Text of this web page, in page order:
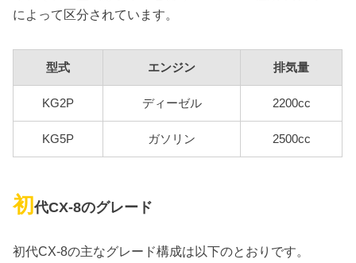
によって区分されています。
型式 エンジン 排気量
KG2P ディーゼル 2200cc
KG5P ガソリン 2500cc
初代CX-8のグレード
初代CX-8の主なグレード構成は以下のとおりです。